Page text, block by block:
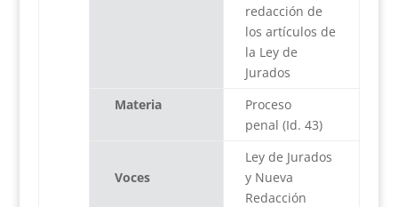
redacción de
los artículos de
la Ley de
Jurados
Materia
Proceso
penal (Id. 43)
Voces
Ley de Jurados
y Nueva
Redacción